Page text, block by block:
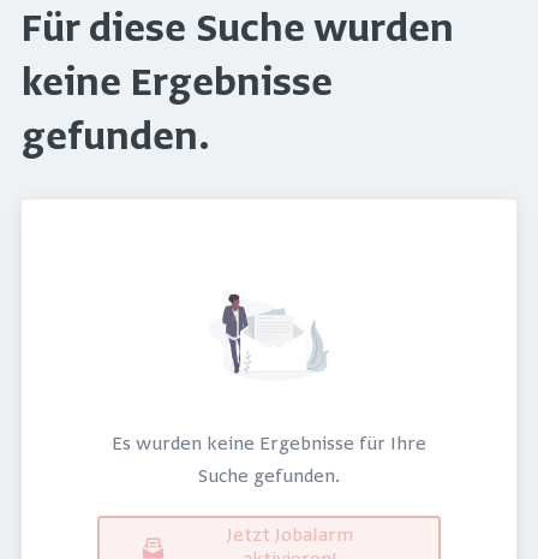
Für diese Suche wurden
keine Ergebnisse
gefunden.
Es wurden keine Ergebnisse für Ihre
Suche gefunden.
Jetzt Jobalarm